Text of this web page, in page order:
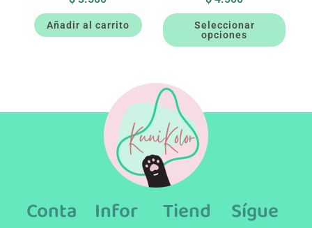
Añadir al carrito
Seleccionar
opciones
Conta
Infor
Tiend
Sígue